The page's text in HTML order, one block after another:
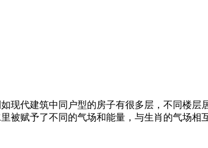
现代建筑中同户型的房子有很多层，不同楼
赋予了不同的气场和能量，与生肖的气场相